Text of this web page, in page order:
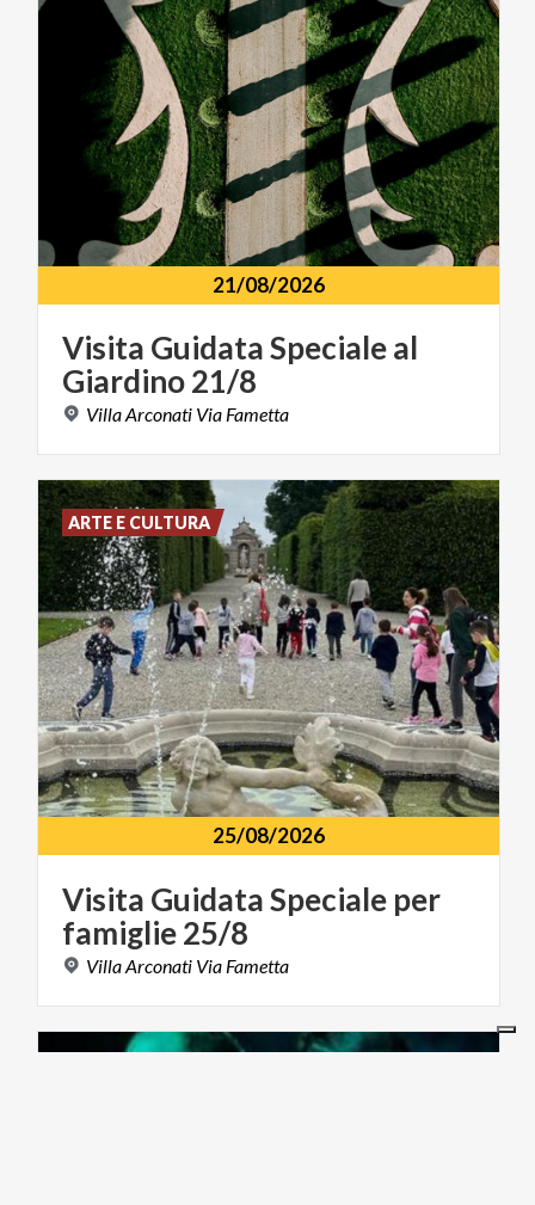
21/08/2026
Visita GuidataSpecialeal
Giardino21/8
VillaArconati Via Fametta
25/08/2026
Visita GuidataSpeciale per
famiglie25/8
VillaArconati Via Fametta
ARTE E CULTURA